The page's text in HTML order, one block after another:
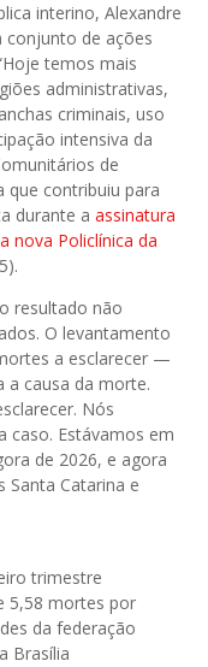
interino, Alexandre
conjunto de ações
temos mais
administrativas,
criminais, uso
intensiva da
de
que contribuiu para
durante a assinatura
nova Policlínica da
resultado não
O levantamento
a esclarecer —
a causa da morte.
Nós
caso. Estávamos em
de 2026, e agora
Santa Catarina e
trimestre
5,58 mortes por
da federação
Brasília